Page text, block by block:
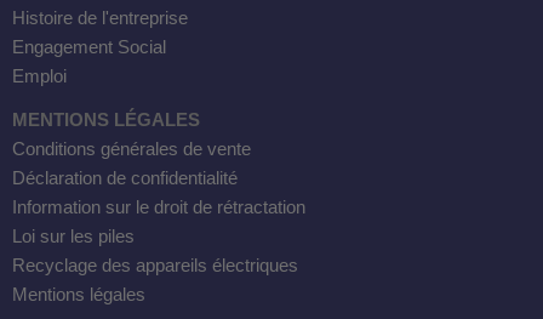
Histoire de l'entreprise
Engagement Social
Emploi
MENTIONS LÉGALES
Conditions générales de vente
Déclaration de confidentialité
Information sur le droit de rétractation
Loi sur les piles
Recyclage des appareils électriques
Mentions légales